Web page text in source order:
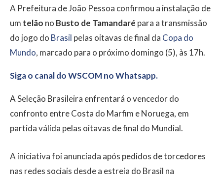
A Prefeitura de João Pessoa confirmou a instalação de
um telão no Busto de Tamandaré para a transmissão
do jogo do Brasil pelas oitavas de final da Copa do
Mundo, marcado para o próximo domingo (5), às 17h.
Siga o canal do WSCOM no Whatsapp.
A Seleção Brasileira enfrentará o vencedor do
confronto entre Costa do Marfim e Noruega, em
partida válida pelas oitavas de final do Mundial.
A iniciativa foi anunciada após pedidos de torcedores
nas redes sociais desde a estreia do Brasil na